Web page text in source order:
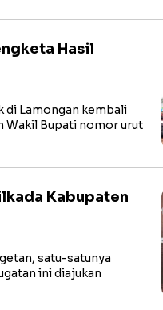
Hasil
di Lamongan kembali
Wakil Bupati nomor urut
Kabupaten
satu-satunya
ini diajukan